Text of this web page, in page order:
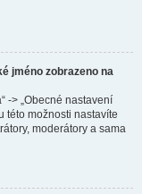
jméno zobrazeno na
-> „Obecné nastavení
této možnosti nastavíte
moderátory a sama